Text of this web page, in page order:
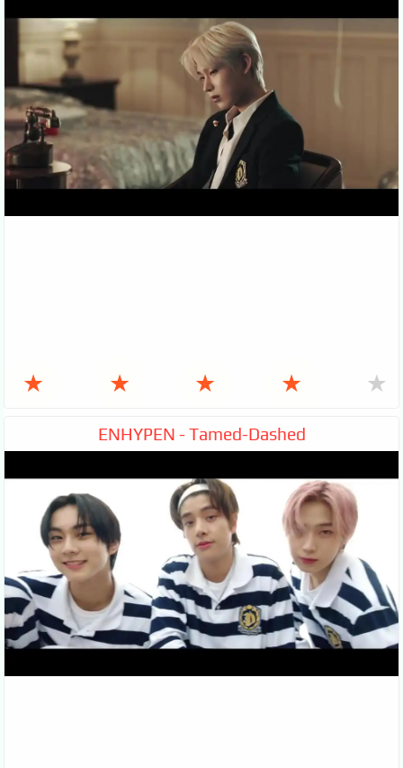
★ ★ ★ ★ ★
ENHYPEN - Tamed-Dashed